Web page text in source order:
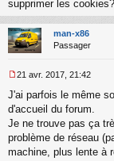
supprimer les cookies?
man-x86
Passager
e
s
g
e
21 avr. 2017, 21:42
J'ai parfois le même
d'accueil du forum.
Je ne trouve pas ça
problème de réseau
machine, plus lente à